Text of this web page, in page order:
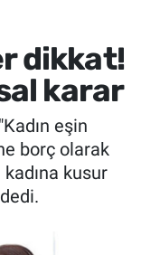
dikkat!
karar
eşin
borç olarak
kusur